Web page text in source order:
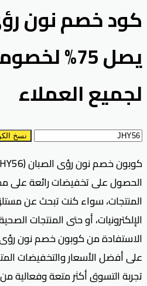
كود خصم نون
يصل 75%
لجميع العملاء
نسخ
الحصول على تخفيضات رائعة على
المنتجات، سواء كنت تبحث عن
الإلكترونيات، أو حتى المنتجات
الاستفادة من كوبون خصم نون
على أفضل الأسعار والتخفيضات
تجربة التسوق أكثر متعة وفعالية